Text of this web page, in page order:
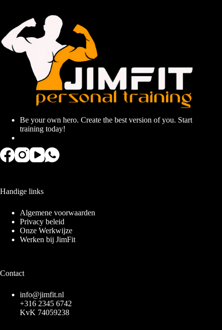
Be your own hero. Create the best version of you. Start
training today!
Handige links
Algemene voorwaarden
Privacy beleid
Onze Werkwijze
Werken bij JimFit
Contact
info@jimfit.nl
+316 2345 6742
KvK 74059238